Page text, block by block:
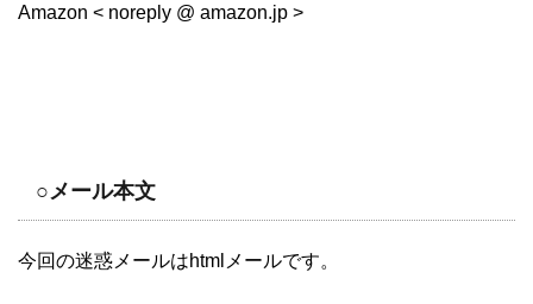
Amazon < noreply @ amazon.jp >
○メール本文
今回の迷惑メールはhtmlメールです。